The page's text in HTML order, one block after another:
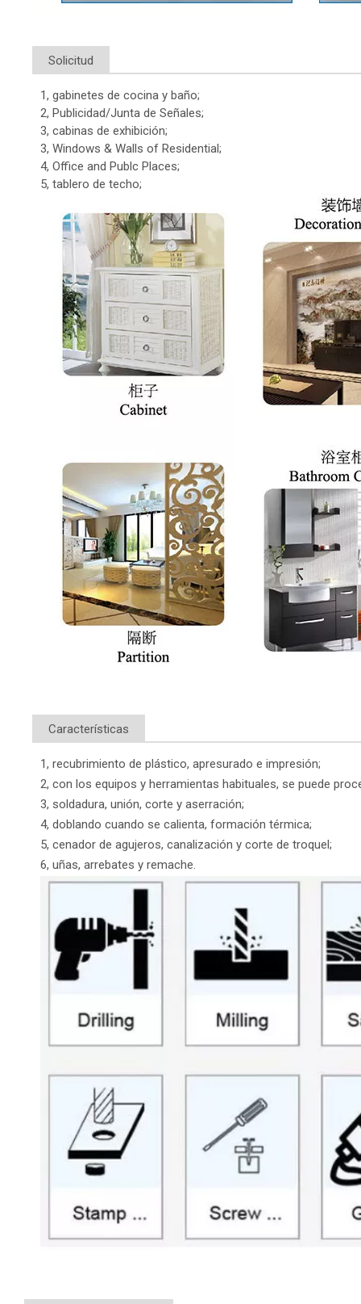
Solicitud
1, gabinetes de cocina y baño;
2, Publicidad/Junta de Señales;
3, cabinas de exhibición;
3, Windows & Walls of Residential;
4, Office and Publc Places;
5, tablero de techo;
Características
1, recubrimiento de plástico, apresurado e impresión;
2, con los equipos y herramientas habituales, se puede
3, soldadura, unión, corte y aserración;
4, doblando cuando se calienta, formación térmica;
5, cenador de agujeros, canalización y corte de troquel;
6, uñas, arrebates y remache.